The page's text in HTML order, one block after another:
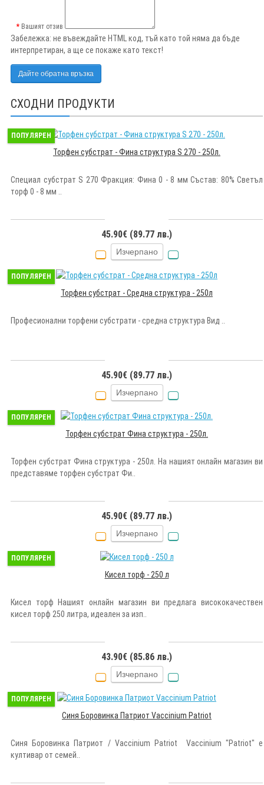
Вашият отзив
Забележка: не въвеждайте HTML код, тъй като той няма да бъде
интерпретиран, а ще се покаже като текст!
Дайте обратна връзка
СХОДНИ ПРОДУКТИ
ПОПУЛЯРЕН
Торфен субстрат - Фина структура S 270 - 250л.
Специал субстрат S 270 Фракция: Фина 0 - 8 мм Състав: 80% Светъл
торф 0 - 8 мм ..
45.90€ (89.77 лв.)
Изчерпано
ПОПУЛЯРЕН
Торфен субстрат - Средна структура - 250л
Професионални торфени субстрати - средна структура Вид ..
45.90€ (89.77 лв.)
Изчерпано
ПОПУЛЯРЕН
Торфен субстрат Фина структура - 250л.
Торфен субстрат Фина структура - 250л. На нашият онлайн магазин ви
представяме торфен субстрат Фи..
45.90€ (89.77 лв.)
Изчерпано
ПОПУЛЯРЕН
Кисел торф - 250 л
Кисел торф Нашият онлайн магазин ви предлага висококачествен
кисел торф 250 литра, идеален за изп..
43.90€ (85.86 лв.)
Изчерпано
ПОПУЛЯРЕН
Синя Боровинка Патриот Vaccinium Patriot
Синя Боровинка Патриот / Vaccinium Patriot Vaccinium "Patriot" е
култивар от семей..